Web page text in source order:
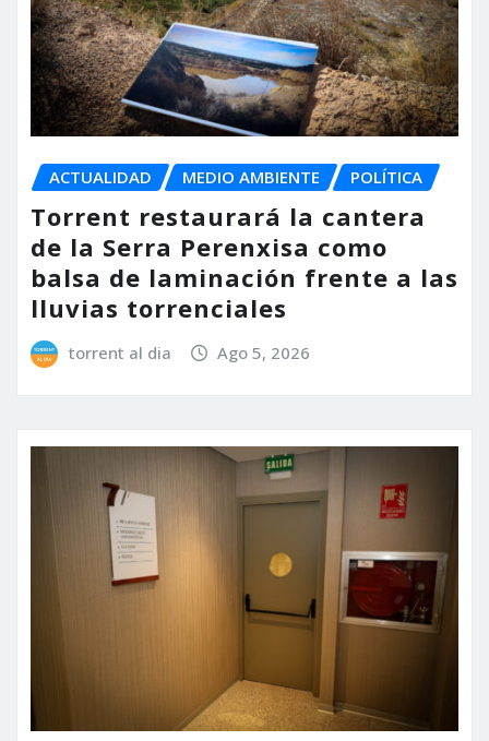
ACTUALIDAD MEDIO AMBIENTE POLÍTICA
Torrent restaurará la cantera
de la Serra Perenxisa como
balsa de laminación frente a las
lluvias torrenciales
torrent al dia Ago 5, 2026